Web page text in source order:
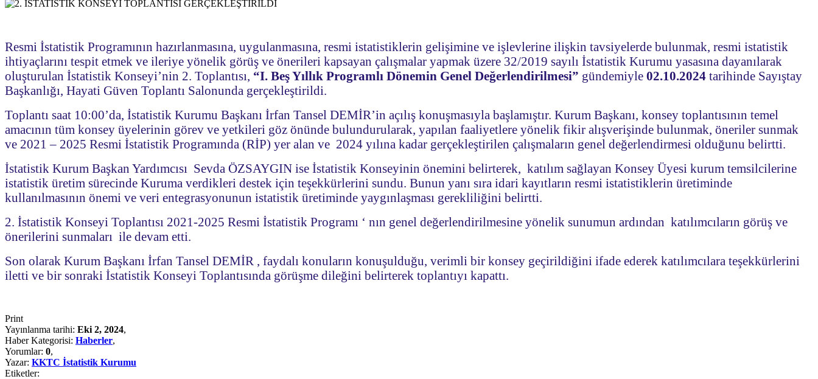
Resmi İstatistik Programının hazırlanmasına, uygulanmasına, resmi istatistiklerin gelişimine ve işlevlerine ilişkin tavsiyelerde bulunmak, resmi istatistik
ihtiyaçlarını tespit etmek ve ileriye yönelik görüş ve önerileri kapsayan çalışmalar yapmak üzere 32/2019 sayılı İstatistik Kurumu yasasına dayanılarak
oluşturulan İstatistik Konseyi’nin 2. Toplantısı, “I. Beş Yıllık Programlı Dönemin Genel Değerlendirilmesi” gündemiyle 02.10.2024 tarihinde Sayıştay
Başkanlığı, Hayati Güven Toplantı Salonunda gerçekleştirildi.
Toplantı saat 10:00’da, İstatistik Kurumu Başkanı İrfan Tansel DEMİR’in açılış konuşmasıyla başlamıştır. Kurum Başkanı, konsey toplantısının temel
amacının tüm konsey üyelerinin görev ve yetkileri göz önünde bulundurularak, yapılan faaliyetlere yönelik fikir alışverişinde bulunmak, öneriler sunmak
ve 2021 – 2025 Resmi İstatistik Programında (RİP) yer alan ve 2024 yılına kadar gerçekleştirilen çalışmaların genel değerlendirmesi olduğunu belirtti.
İstatistik Kurum Başkan Yardımcısı Sevda ÖZSAYGIN ise İstatistik Konseyinin önemini belirterek, katılım sağlayan Konsey Üyesi kurum temsilcilerine
istatistik üretim sürecinde Kuruma verdikleri destek için teşekkürlerini sundu. Bunun yanı sıra idari kayıtların resmi istatistiklerin üretiminde
kullanılmasının önemi ve veri entegrasyonunun istatistik üretiminde yaygınlaşması gerekliliğini belirtti.
2. İstatistik Konseyi Toplantısı 2021-2025 Resmi İstatistik Programı ‘ nın genel değerlendirilmesine yönelik sunumun ardından katılımcıların görüş ve
önerilerini sunmaları ile devam etti.
Son olarak Kurum Başkanı İrfan Tansel DEMİR , faydalı konuların konuşulduğu, verimli bir konsey geçirildiğini ifade ederek katılımcılara teşekkürlerini
iletti ve bir sonraki İstatistik Konseyi Toplantısında görüşme dileğini belirterek toplantıyı kapattı.
Print
Yayınlanma tarihi: Eki 2, 2024,
Haber Kategorisi: Haberler,
Yorumlar: 0,
Yazar: KKTC İstatistik Kurumu
Etiketler: